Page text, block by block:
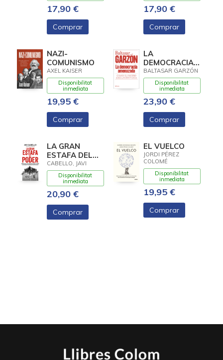
17,90 €
Comprar
17,90 €
Comprar
NAZI-
COMUNISMO
AXEL KAISER
Disponibilitat
inmediata
19,95 €
Comprar
LA
DEMOCRACIA
AMENAZADA
BALTASAR GARZÓN
Disponibilitat
inmediata
23,90 €
Comprar
LA GRAN
ESTAFA DEL
PODER
CABELLO, JAVI
Disponibilitat
inmediata
20,90 €
Comprar
EL VUELCO
JORDI PÉREZ
COLOMÉ
Disponibilitat
inmediata
19,95 €
Comprar